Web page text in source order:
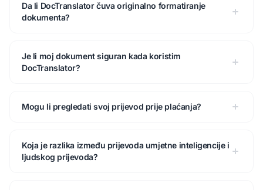
Da li DocTranslator čuva originalno formatiranje
dokumenta?
Je li moj dokument siguran kada koristim
DocTranslator?
Mogu li pregledati svoj prijevod prije plaćanja?
Koja je razlika između prijevoda umjetne inteligencije i
ljudskog prijevoda?